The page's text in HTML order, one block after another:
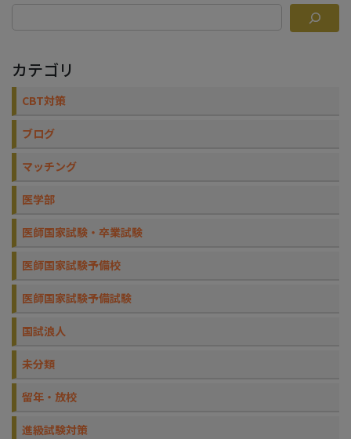
カテゴリ
CBT対策
ブログ
マッチング
医学部
医師国家試験・卒業試験
医師国家試験予備校
医師国家試験予備試験
国試浪人
未分類
留年・放校
進級試験対策